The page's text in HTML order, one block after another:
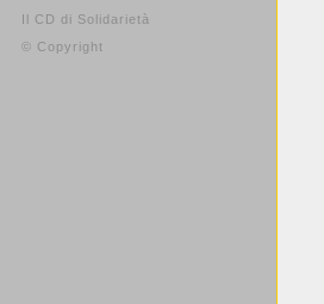
Il CD di Solidarietà
© Copyright